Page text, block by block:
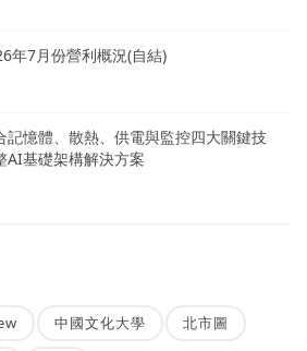
年7月份營利概況(自結)
記憶體、散熱、供電與監控四大關鍵技
AI基礎架構解決方案
中國文化大學 北市圖